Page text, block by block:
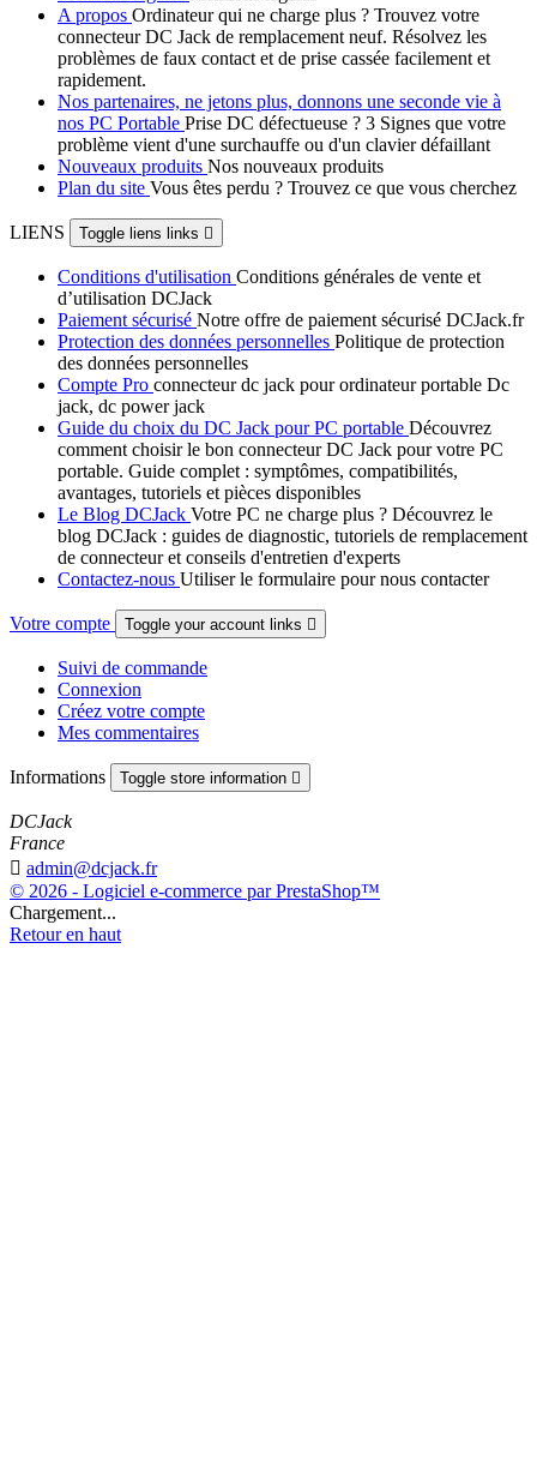
A propos Ordinateur qui ne charge plus ? Trouvez votre
connecteur DC Jack de remplacement neuf. Résolvez les
problèmes de faux contact et de prise cassée facilement et
rapidement.
Nos partenaires, ne jetons plus, donnons une seconde vie à
nos PC Portable Prise DC défectueuse ? 3 Signes que votre
problème vient d'une surchauffe ou d'un clavier défaillant
Nouveaux produits Nos nouveaux produits
Plan du site Vous êtes perdu ? Trouvez ce que vous cherchez
LIENS Toggle liens links 
Conditions d'utilisation Conditions générales de vente et
d’utilisation DCJack
Paiement sécurisé Notre offre de paiement sécurisé DCJack.fr
Protection des données personnelles Politique de protection
des données personnelles
Compte Pro connecteur dc jack pour ordinateur portable Dc
jack, dc power jack
Guide du choix du DC Jack pour PC portable Découvrez
comment choisir le bon connecteur DC Jack pour votre PC
portable. Guide complet : symptômes, compatibilités,
avantages, tutoriels et pièces disponibles
Le Blog DCJack Votre PC ne charge plus ? Découvrez le
blog DCJack : guides de diagnostic, tutoriels de remplacement
de connecteur et conseils d'entretien d'experts
Contactez-nous Utiliser le formulaire pour nous contacter
Votre compte Toggle your account links 
Suivi de commande
Connexion
Créez votre compte
Mes commentaires
Informations Toggle store information 
DCJack
France
 admin@dcjack.fr
© 2026 - Logiciel e-commerce par PrestaShop™
Chargement...
Retour en haut